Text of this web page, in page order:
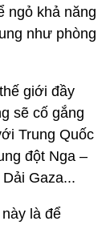
ngỏ khả năng
như phòng
giới đầy
sẽ cố gắng
Trung Quốc
đột Nga –
Gaza...
là để